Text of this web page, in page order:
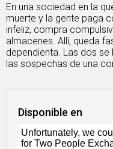
En una sociedad en la
muerte y la gente paga
infeliz, compra
almacenes. Allí, queda
dependienta. Las dos
las sospechas de una
Disponible en